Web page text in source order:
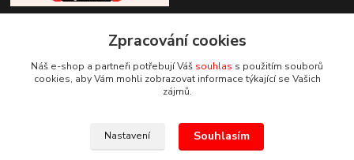
+420 777 085 857
info@deptrade.cz
Zpracování cookies
Náš e-shop a partneři potřebují Váš souhlas s použitím souborů
cookies, aby Vám mohli zobrazovat informace týkající se Vašich
zájmů.
Nastavení Souhlasím